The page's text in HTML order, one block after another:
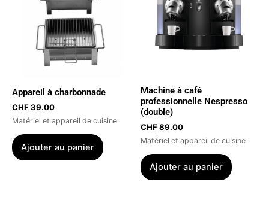
Appareil à charbonnade
CHF39.00
Matériel et appareil de cuisine
Ajouter au panier
Machine à café
professionnelle Nespresso
(double)
CHF89.00
Matériel et appareil de cuisine
Ajouter au panier